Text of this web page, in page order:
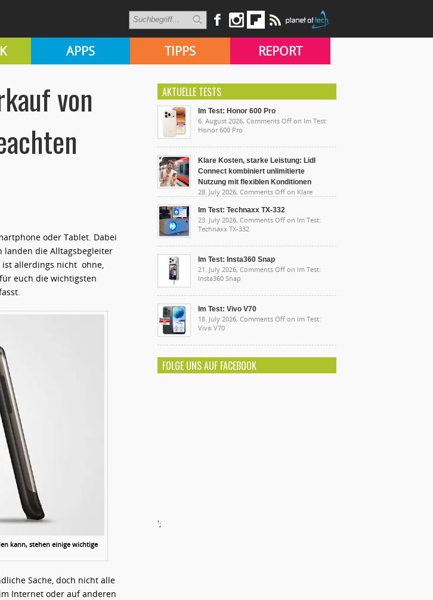
APPS TIPPS REPORT
von
oder Tablet. Dabei
landen die Alltagsbegleiter
ist allerdings nicht ohne,
euch die wichtigsten
kann, stehen einige wichtige
Sache, doch nicht alle
Internet oder auf anderen
AKTUELLE TESTS
Im Test: Honor 600 Pro
6. August 2026, Comments Off on Im Test:
Honor 600 Pro
Klare Kosten, starke Leistung: Lidl
Connect kombiniert unlimitierte
Nutzung mit flexiblen Konditionen
28. July 2026, Comments Off on Klare
unlimitierte Nutzung mit flexiblen Konditionen
Im Test: Technaxx TX-332
23. July 2026, Comments Off on Im Test:
Technaxx TX-332
Im Test: Insta360 Snap
21. July 2026, Comments Off on Im Test:
Insta360 Snap
Im Test: Vivo V70
18. July 2026, Comments Off on Im Test:
Vivo V70
FOLGE UNS AUF FACEBOOK
';